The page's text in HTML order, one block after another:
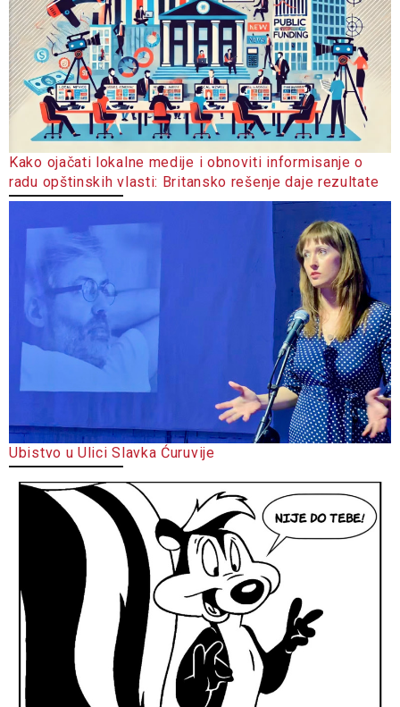
Kako ojačati lokalne medije i obnoviti informisanje o
radu opštinskih vlasti: Britansko rešenje daje rezultate
Ubistvo u Ulici Slavka Ćuruvije